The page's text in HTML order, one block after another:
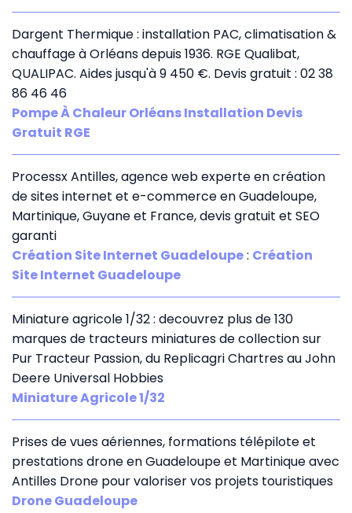
Dargent Thermique : installation PAC, climatisation &
chauffage à Orléans depuis 1936. RGE Qualibat,
QUALIPAC. Aides jusqu'à 9 450 €. Devis gratuit : 02 38
86 46 46
Pompe À Chaleur Orléans Installation Devis
Gratuit RGE
Processx Antilles, agence web experte en création
de sites internet et e-commerce en Guadeloupe,
Martinique, Guyane et France, devis gratuit et SEO
garanti
Création Site Internet Guadeloupe: Création
Site Internet Guadeloupe
Miniature agricole 1/32 : decouvrez plus de 130
marques de tracteurs miniatures de collection sur
Pur Tracteur Passion, du Replicagri Chartres au John
Deere Universal Hobbies
Miniature Agricole 1/32
Prises de vues aériennes, formations télépilote et
prestations drone en Guadeloupe et Martinique avec
Antilles Drone pour valoriser vos projets touristiques
Drone Guadeloupe